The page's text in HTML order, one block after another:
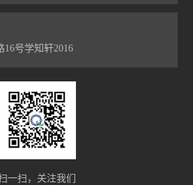
16号学知轩2016
一扫，关注我们